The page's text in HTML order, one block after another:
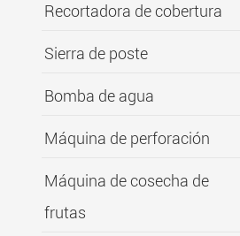
Recortadora de cobertura
Sierra de poste
Bomba de agua
Máquina de perforación
Máquina de cosecha de
frutas